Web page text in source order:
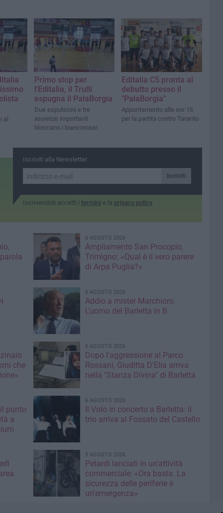
al
Primo stop per
l'Editalia, il Trulli
espugna il PalaBorgia
Due espulsioni e tre
assenze importanti
bloccano i biancorossi
Editalia C5 pronta al
debutto presso il
"PalaBorgia"
Appuntamento alle ore 16
per la partita contro Taranto
Iscriviti alla Newsletter
Iscriviti
Iscrivendoti accetti i termini e la privacy policy
6 AGOSTO 2026
Ampliamento San Procopio,
Trimigno: «Qual è il vero parere
di Arpa Puglia?»
6 AGOSTO 2026
Addio a mister Marchioro.
L'uomo del Barletta in B
che
6 AGOSTO 2026
Dopo l'aggressione al Parco
Rossani, Giuditta D'Elia arriva
nella "Stanza Divina" di Barletta
punto
a
6 AGOSTO 2026
Il Volo in concerto a Barletta: il
trio arriva al Fossato del Castello
5 AGOSTO 2026
Petardi lanciati in un'attività
commerciale: «Ora basta. La
sicurezza delle periferie è
un'emergenza»